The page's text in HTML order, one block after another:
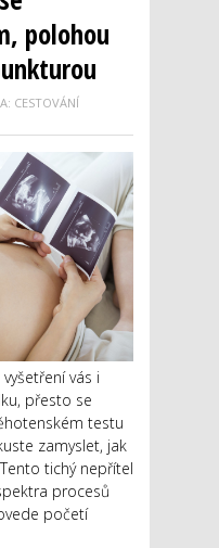
polohou
CESTOVÁNÍ
vás i
přesto se
testu
zamyslet, jak
tichý nepřítel
procesů
početí